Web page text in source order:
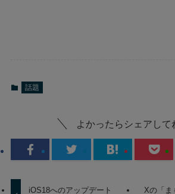
話題
よかったらシェアして
iOS18へのアップデート
Xの「ま